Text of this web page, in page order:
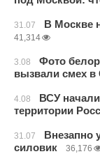
31.07 В Москве
41,314
3.08
Фото
вызвали смех в
4.08
ВСУ
территории
31.07
Внезапно
силовик
36,176